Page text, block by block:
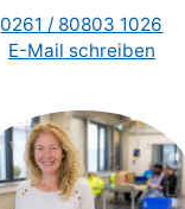
0261 / 80803 1026
E-Mail schreiben